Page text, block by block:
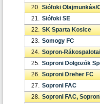
20. Siófoki Olajmunkás/
21. Siófoki SE
22. SK Sparta Kosice
23. Somogy FC
24. Sopron-
25. Soproni Dolgozók
26. Soproni Dreher FC
27. Soproni FAC
28. Soproni FAC,